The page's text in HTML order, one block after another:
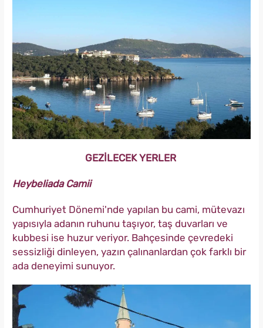
GEZİLECEK YERLER
Heybeliada Camii
Cumhuriyet Dönemi'nde yapılan bu cami, mütevazı
yapısıyla adanın ruhunu taşıyor, taş duvarları ve
kubbesi ise huzur veriyor. Bahçesinde çevredeki
sessizliği dinleyen, yazın çalınanlardan çok farklı bir
ada deneyimi sunuyor.